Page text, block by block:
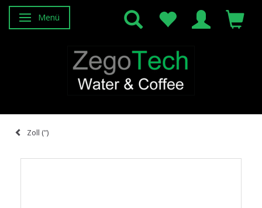
Anzeige ändern
Menü
Zoll (")